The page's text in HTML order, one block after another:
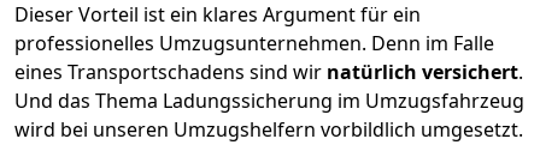
Dieser Vorteil ist ein klares Argument für ein
professionelles Umzugsunternehmen. Denn im Falle
eines Transportschadens sind wir natürlich versichert.
Und das Thema Ladungssicherung im Umzugsfahrzeug
wird bei unseren Umzugshelfern vorbildlich umgesetzt.